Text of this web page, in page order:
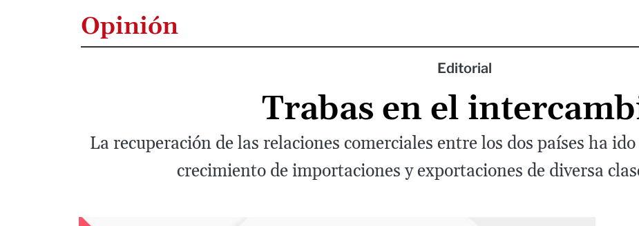
Opinión
Editorial
Trabas en el
La recuperación de las relaciones comerciales entre los dos países ha
crecimiento de importaciones y exportaciones de diversa